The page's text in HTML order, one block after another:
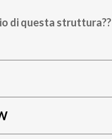
di questa struttura??